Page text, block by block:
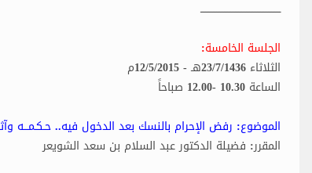
ـــــــــــــــــــــــــــــــــــــــــــــــــــ
الجلسة الخامسة:
الثلاثاء 23/7/1436هـ - 12/5/2015م
الساعة 10.30 -12.00 صباحاً
الموضوع: رفض الإحرام بالنسك بعد الدخول فيه.. حـكـمـــه
المقرر: فضيلة الدكتور عبد السلام بن سعد الشويعر